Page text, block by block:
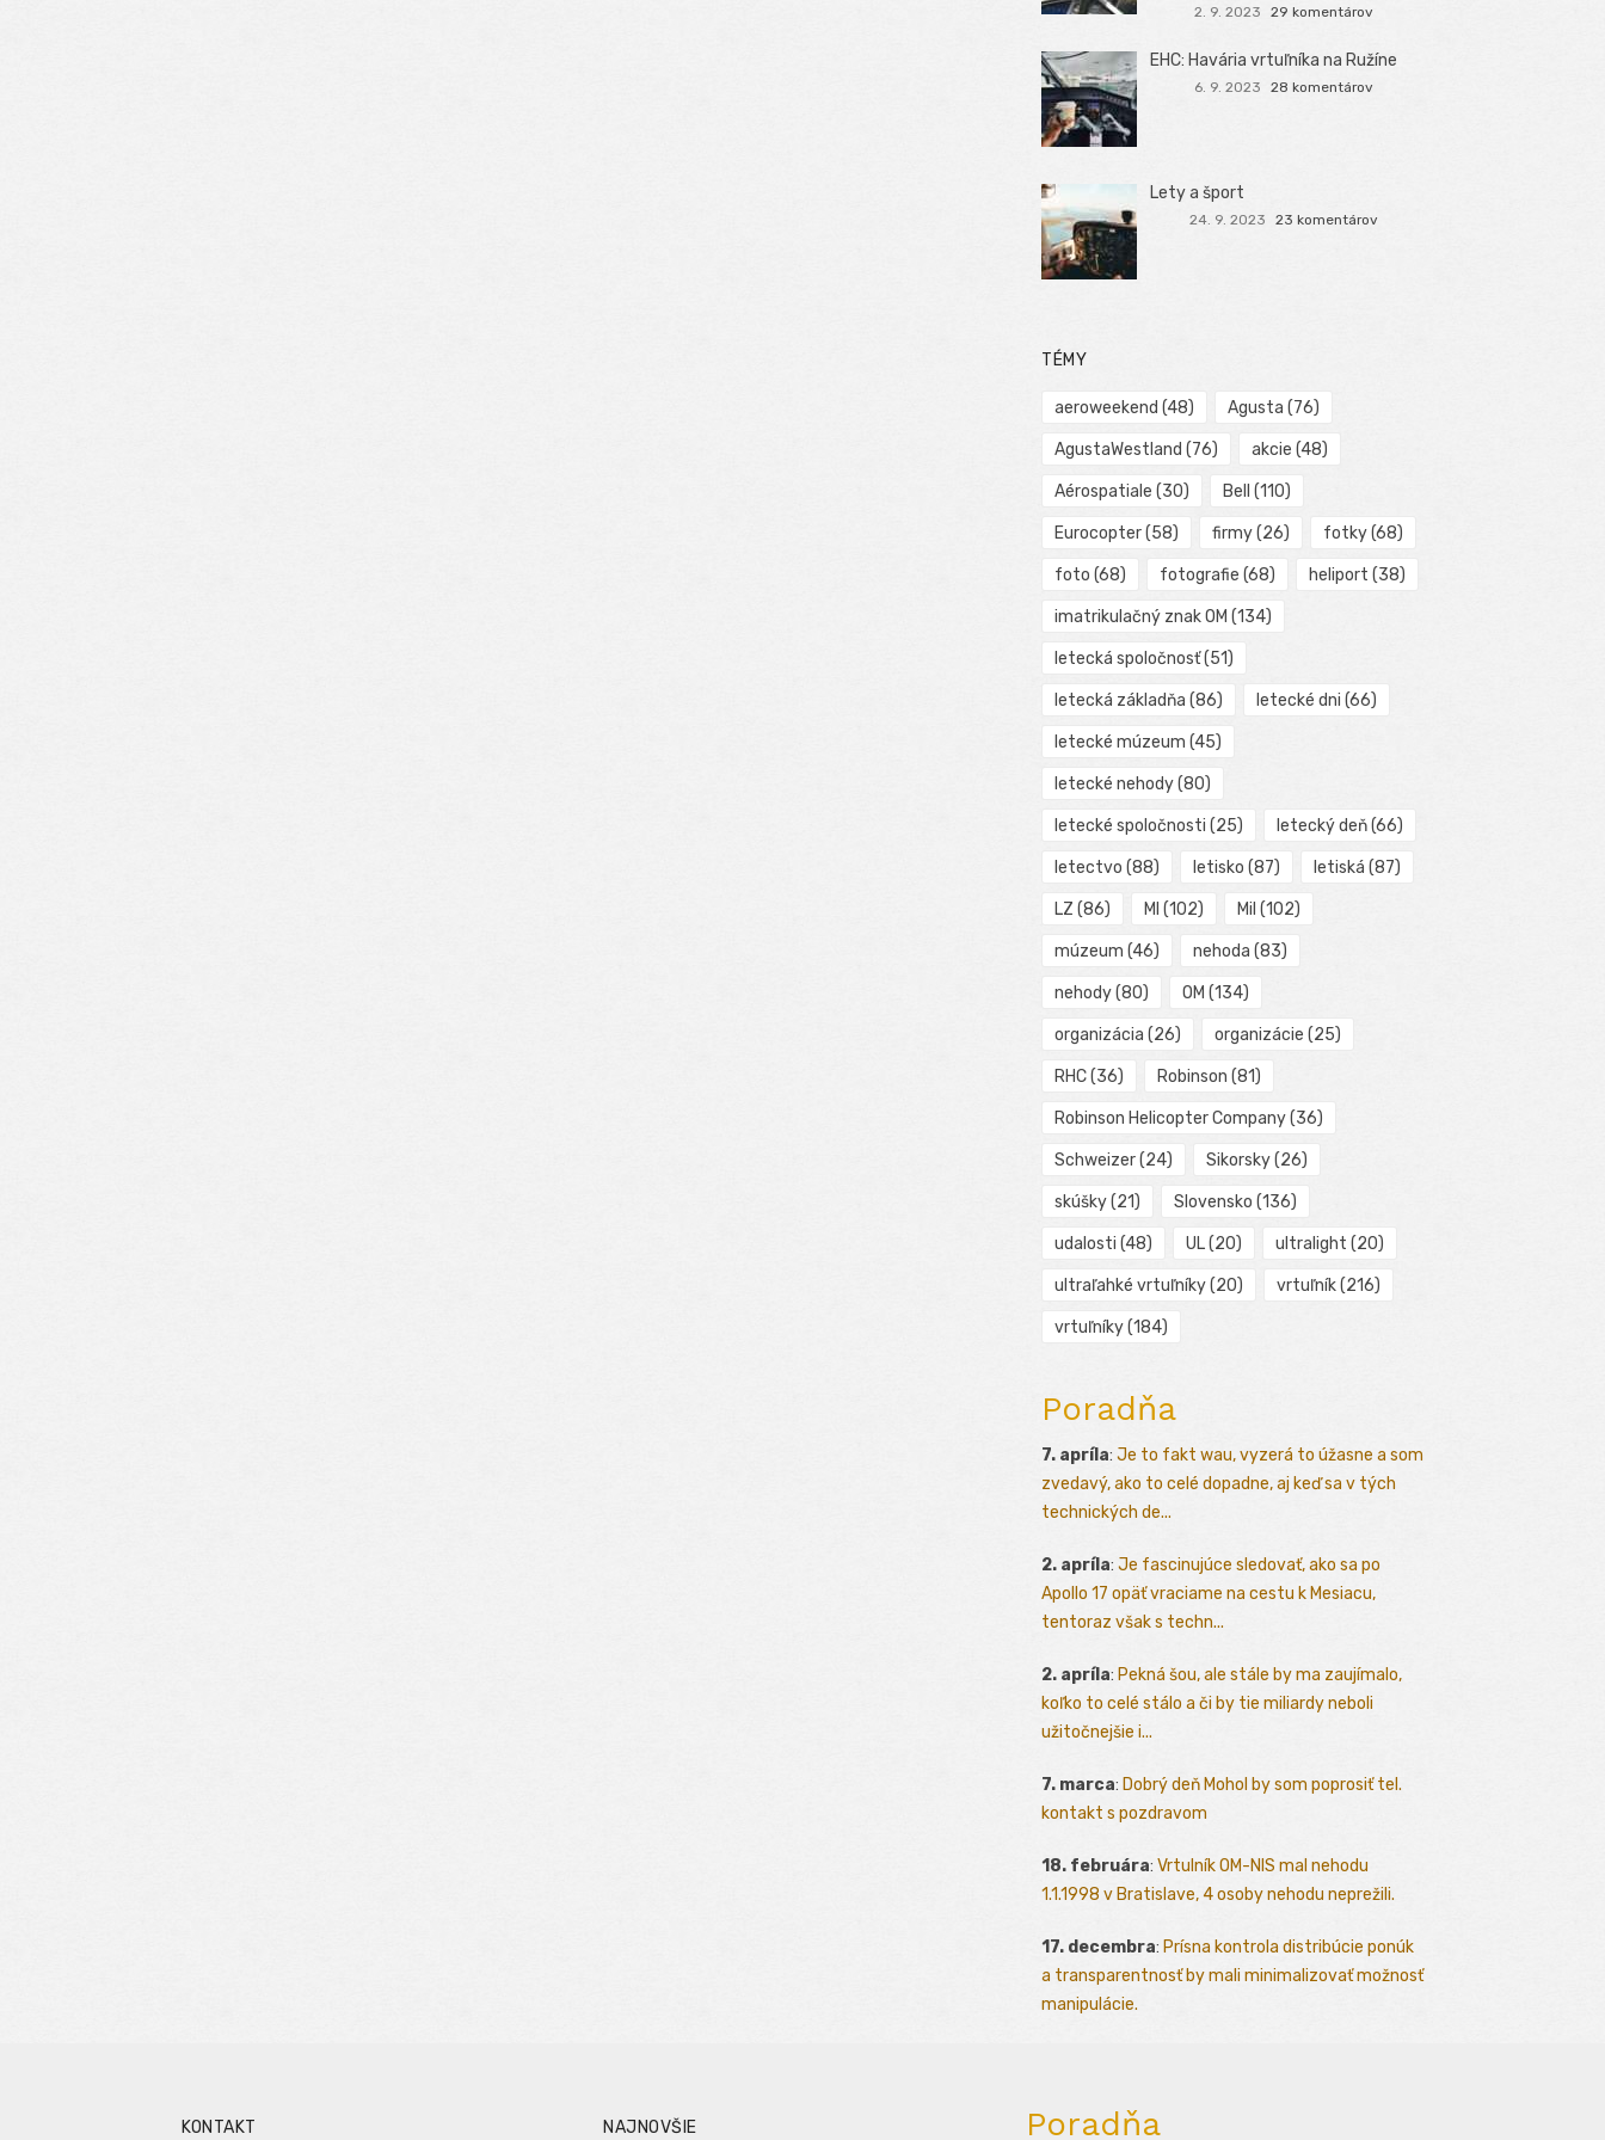
2. 9. 2023 29 komentárov
EHC: Havária vrtuľníka na Ružíne
6. 9. 2023 28 komentárov
Lety a šport
24. 9. 2023 23 komentárov
TÉMY
aeroweekend (48) Agusta (76)
AgustaWestland (76) akcie (48)
Aérospatiale (30) Bell (110)
Eurocopter(58) firmy(26) fotky(68)
foto (68) fotografie (68) heliport (38)
imatrikulačný znak OM (134)
letecká spoločnosť(51)
letecká základňa (86) letecké dni (66)
letecké múzeum (45)
letecké nehody(80)
letecké spoločnosti (25) letecký deň(66)
letectvo (88) letisko (87) letiská (87)
LZ (86) MI (102) Mil (102)
múzeum (46) nehoda (83)
nehody(80) OM (134)
organizácia (26) organizácie (25)
RHC(36) Robinson (81)
Robinson Helicopter Company(36)
Schweizer(24) Sikorsky(26)
skúšky(21) Slovensko (136)
udalosti (48) UL(20) ultralight (20)
ultraľahké vrtuľníky(20) vrtuľník(216)
vrtuľníky(184)
Poradňa
7. apríla: Je to fakt wau, vyzerá to úžasne a som
zvedavý, ako to celé dopadne, aj keď sa v tých
technických de...
2. apríla: Je fascinujúce sledovať, ako sa po
Apollo 17 opäť vraciame na cestu k Mesiacu,
tentoraz však s techn...
2. apríla: Pekná šou, ale stále by ma zaujímalo,
koľko to celé stálo a či by tie miliardy neboli
užitočnejšie i...
7. marca: Dobrý deň Mohol by som poprosiť tel.
kontakt s pozdravom
18. februára: Vrtulník OM-NIS mal nehodu
1.1.1998 v Bratislave, 4 osoby nehodu neprežili.
17. decembra: Prísna kontrola distribúcie ponúk
a transparentnosť by mali minimalizovať možnosť
manipulácie.
KONTAKT NAJNOVŠIE Poradňa